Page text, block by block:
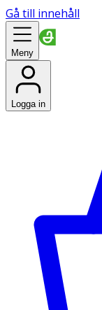
Gå till innehåll
Meny
Logga in